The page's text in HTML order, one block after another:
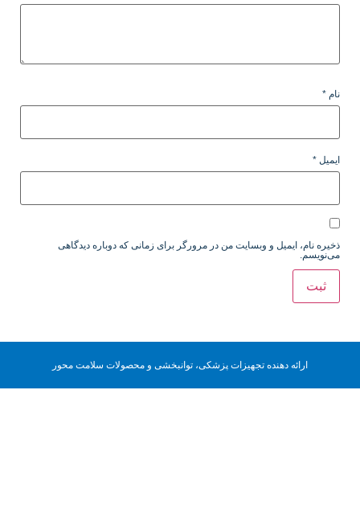
نام *
ایمیل *
ذخیره نام، ایمیل و وبسایت من در مرورگر برای زمانی که دوباره دیدگاهی
می‌نویسم.
ارائه دهنده تجهیزات پزشکی، توانبخشی و محصولات سلامت محور